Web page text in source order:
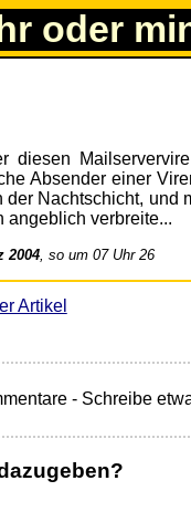
oder
diesen
Absender einer
der Nachtschicht, und
angeblich verbreite...
2004, so um 07 Uhr 26
Artikel
- Schreibe